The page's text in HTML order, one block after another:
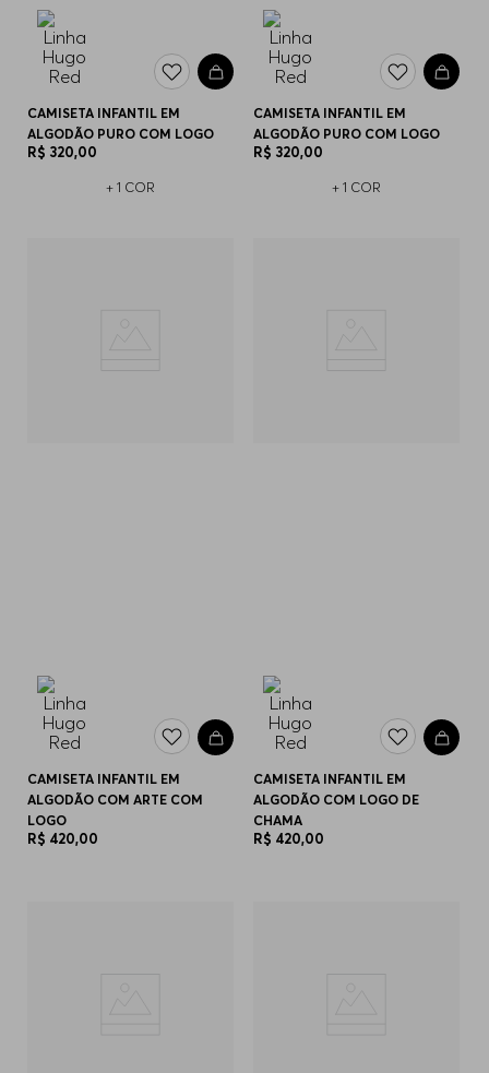
CAMISETA INFANTIL EM
ALGODÃO PURO COM LOGO
R$ 320,00
+ 1 COR
CAMISETA INFANTIL EM
ALGODÃO PURO COM LOGO
R$ 320,00
+ 1 COR
CAMISETA INFANTIL EM
ALGODÃO COM ARTE COM
LOGO
R$ 420,00
CAMISETA INFANTIL EM
ALGODÃO COM LOGO DE
CHAMA
R$ 420,00